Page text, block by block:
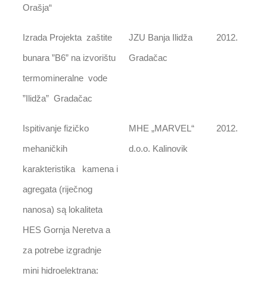
Orašja“
Izrada Projekta zaštite
bunara ”B6” na izvorištu
termomineralne vode
”Ilidža” Gradačac
JZU Banja Ilidža
Gradačac
2012.
Ispitivanje fizičko
mehaničkih
karakteristika kamena i
agregata (riječnog
nanosa) są lokaliteta
HES Gornja Neretva a
za potrebe izgradnje
mini hidroelektrana:
MHE „MARVEL“
d.o.o. Kalinovik
2012.